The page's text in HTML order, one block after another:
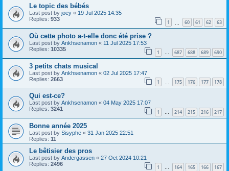
Le topic des bébés
Last post by joey « 19 Jul 2025 14:35
Replies: 933 1 60 61 62 63
Où cette photo a-t-elle donc été prise ?
Last post by Ankhsenamon « 11 Jul 2025 17:53
Replies: 10335 1 … 687 688 689 690
3 petits chats musical
Last post by Ankhsenamon « 02 Jul 2025 17:47
Replies: 2663 1 175 176 177 178
Qui est-ce?
Last post by Ankhsenamon « 04 May 2025 17:07
Replies: 3241 1 … 214 215 216 217
Bonne année 2025
Last post by Sisyphe « 31 Jan 2025 22:51
Replies: 11
Le bêtisier des pros
Last post by Andergassen « 27 Oct 2024 10:21
Replies: 2496 1 … 164 165 166 167